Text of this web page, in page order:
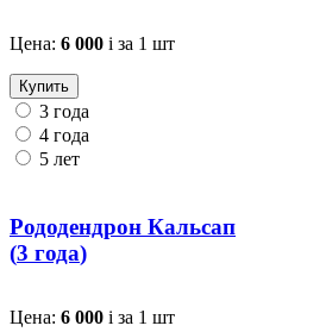
Цена: 6 000 i за 1 шт
Купить
3 года
4 года
5 лет
Рододендрон Кальсап
(3 года)
Цена: 6 000 i за 1 шт